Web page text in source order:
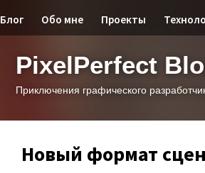
Блог Обо мне Проекты
PixelPerfect
Приключения графического
Новый формат